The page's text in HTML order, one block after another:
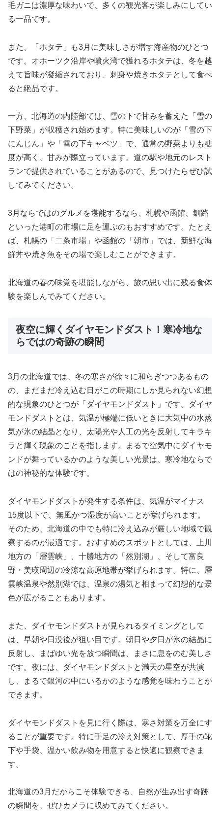
毛ガニは濃厚な味わいで、多くの観光客が楽しみにしてい
る一品です。
また、「ホタテ」も3月に美味しさが増す海産物のひとつ
です。オホーツク沿岸や噴火湾で獲れるホタテは、冬を越
えて旨味が凝縮されており、刺身や焼きホタテとして食べ
ると絶品です。
一方、北海道の内陸部では、雪の下で甘みを蓄えた「雪の
下野菜」が収穫され始めます。特に美味しいのが「雪の下
にんじん」や「雪の下キャベツ」で、通常の野菜よりも糖
度が高く、甘みが際立っています。道の駅や地元のレスト
ランで提供されていることがあるので、見つけたらぜひ試
してみてください。
3月ならではのグルメを堪能するなら、札幌や函館、釧路
といった港町の市場に足を運ぶのもおすすめです。たとえ
ば、札幌の「二条市場」や函館の「朝市」では、新鮮な海
鮮丼や焼き魚をその場で楽しむことができます。
北海道の春の味覚を堪能しながら、旅の思い出に残る食体
験を楽しんでみてください。
夜空に輝くダイヤモンドダスト！寒冷地な
らではの奇跡の瞬間
3月の北海道では、冬の寒さが徐々に和らぎつつあるもの
の、まだまだ冷え込む日がこの時期にしか見られない幻想
的な現象のひとつが「ダイヤモンドダスト」です。ダイヤ
モンドダストとは、気温が極端に低いときに大気中の水蒸
気が氷の結晶となり、太陽光や人工の光を反射してキラキ
ラと輝く現象のことを指します。まるで空気中にダイヤモ
ンドが舞っているかのような美しい光景は、寒冷地ならで
はの神秘的な体験です。
ダイヤモンドダストが発生する条件は、気温がマイナス
15度以下で、無風かつ湿度が高いことが挙げられます。
そのため、北海道の中でも特に冷え込みが厳しい地域で観
察するのが最適です。おすすめのスポットとしては、上川
地方の「層雲峡」、十勝地方の「然別湖」、そして富良
野・美瑛周辺の冷涼な高原地帯が挙げられます。特に、層
雲峡温泉や然別湖では、温泉の湯気と相まって幻想的な景
色が広がることもあります。
また、ダイヤモンドダストが見られるタイミングとして
は、早朝や日没後が狙い目です。朝日や夕日が氷の結晶に
反射し、まばゆい光を放つ瞬間は、まさに息をのむ美しさ
です。夜には、ダイヤモンドダストと満天の星空が共演
し、まるで銀河の中にいるかのような感覚を味わうことが
できます。
ダイヤモンドダストを見に行く際は、寒さ対策を万全にす
ることが重要です。特に手足の冷え対策として、厚手の靴
下や手袋、温かい飲み物を用意すると快適に観察できま
す。
北海道の3月だからこそ体験できる、自然が生み出す奇跡
の瞬間を、ぜひカメラに収めてみてください。